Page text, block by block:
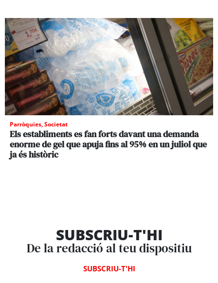
Parròquies,Societat
Els establiments es fan forts davant una demanda
enorme de gel que apuja fins al 95% en un juliol que
ja és històric
SUBSCRIU-T'HI
De la redacció al teu dispositiu
SUBSCRIU-T'HI